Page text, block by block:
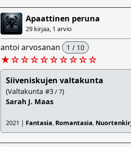
Apaattinen peruna
29 kirjaa, 1 arvio
antoi arvosanan 1 / 10
★☆☆☆☆☆☆☆☆☆
Siiveniskujen valtakunta
(Valtakunta #3/ 7)
Sarah J. Maas
2021 | Fantasia, Romantasia,